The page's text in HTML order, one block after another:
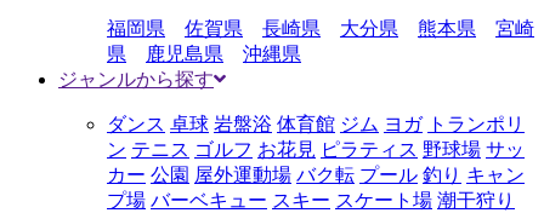
福岡県 佐賀県 長崎県 大分県 熊本県
宮崎
県
鹿児島県
沖縄県
ジャンルから探す
ダンス 卓球 岩盤浴 体育館 ジム ヨガ トランポリ
ン テニス ゴルフ お花見 ピラティス 野球場 サッ
カー 公園 屋外運動場 バク転 プール 釣り キャン
プ場 バーベキュー スキー スケート場 潮干狩り